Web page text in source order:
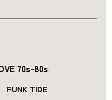
70s-80s
FUNK TIDE